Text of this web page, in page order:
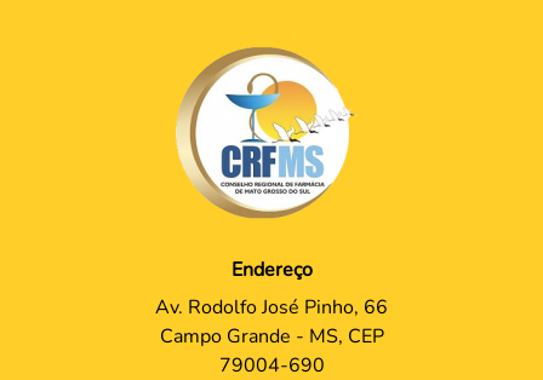
Endereço
Av. Rodolfo José Pinho, 66
Campo Grande - MS, CEP
79004-690